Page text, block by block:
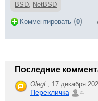
BSD, NetBSD
Комментировать (0)
Последние
OlegL, 17 декабря
Перекличка 21